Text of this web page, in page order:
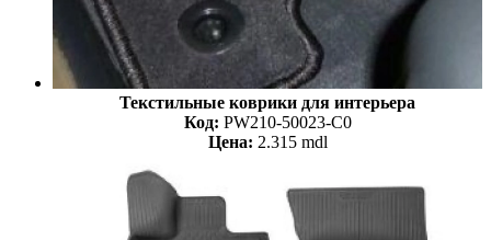
Текстильные коврики для интерьера
Код: PW210-50023-C0
Цена: 2.315 mdl